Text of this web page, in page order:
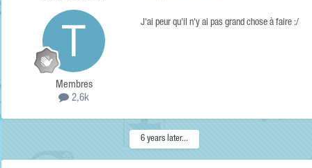
Membres
2,6k
J'ai peur qu'il n'y ai pas grand chose à faire :/
6 years later...